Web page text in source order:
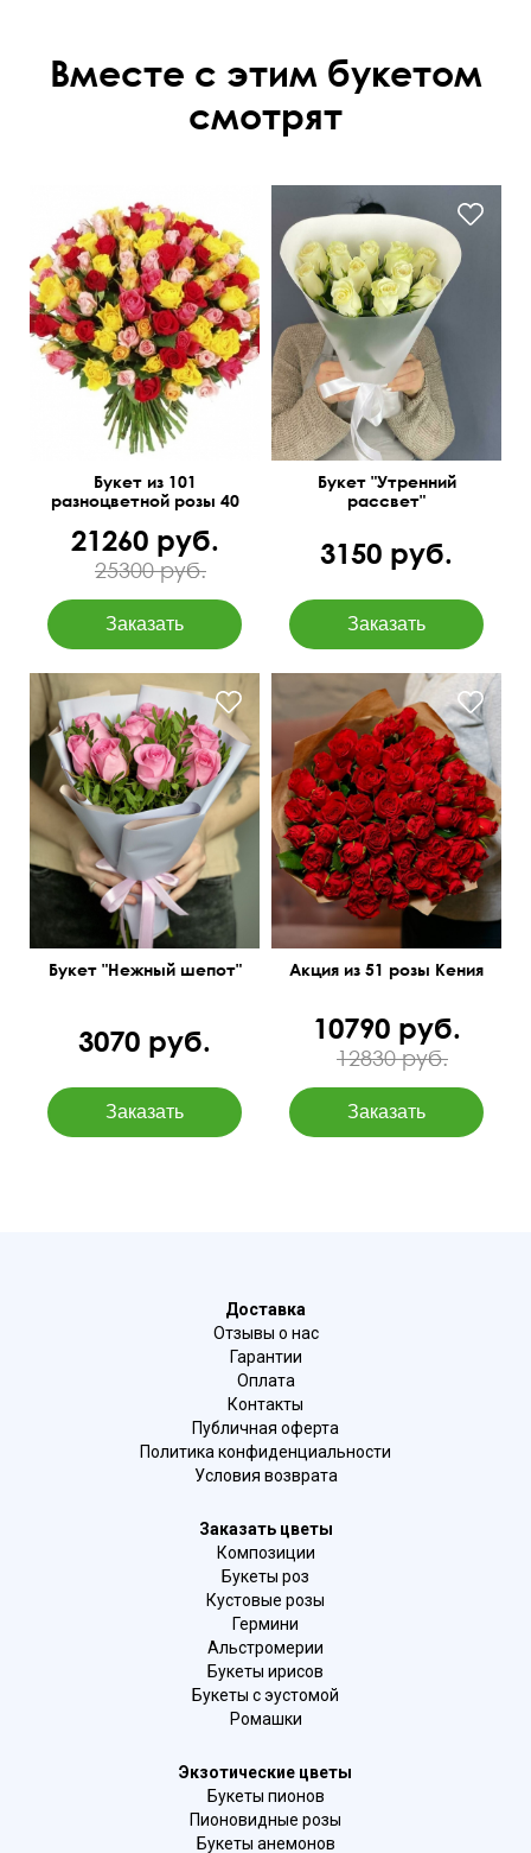
Вместе с этим букетом
смотрят
Букет из 101
разноцветной розы 40
21260 руб.
25300 руб.
Букет "Утренний
рассвет"
3150 руб.
Букет "Нежный шепот"
3070 руб.
Акция из 51 розы Кения
10790 руб.
12830 руб.
Доставка
Отзывы о нас
Гарантии
Оплата
Контакты
Публичная оферта
Политика конфиденциальности
Условия возврата
Заказать цветы
Композиции
Букеты роз
Кустовые розы
Гермини
Альстромерии
Букеты ирисов
Букеты с эустомой
Ромашки
Экзотические цветы
Букеты пионов
Пионовидные розы
Букеты анемонов